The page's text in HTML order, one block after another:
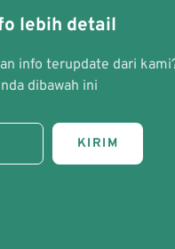
lebih detail
info terupdate dari
dibawah ini
KIRIM